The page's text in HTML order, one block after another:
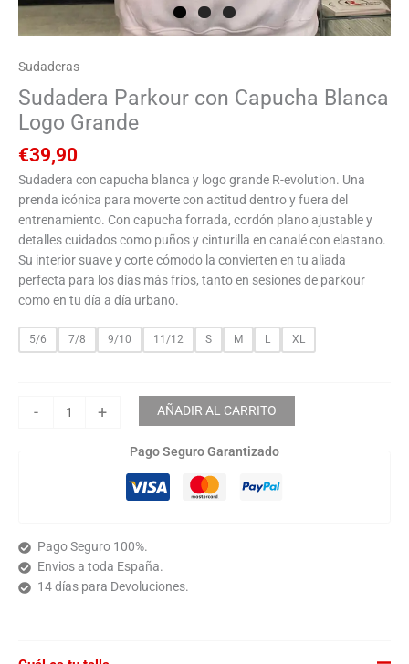
Sudaderas
Sudadera Parkour con Capucha Blanca
Logo Grande
€39,90
Sudadera con capucha blanca y logo grande R-evolution. Una
prenda icónica para moverte con actitud dentro y fuera del
entrenamiento. Con capucha forrada, cordón plano ajustable y
detalles cuidados como puños y cinturilla en canalé con elastano.
Su interior suave y corte cómodo la convierten en tu aliada
perfecta para los días más fríos, tanto en sesiones de parkour
como en tu día a día urbano.
5/6 7/8 9/10 11/12 S M L XL
- + AÑADIR AL CARRITO
Pago Seguro Garantizado
Pago Seguro 100%.
Envios a toda España.
14 días para Devoluciones.